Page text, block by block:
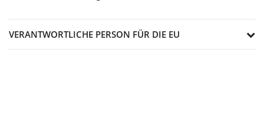
VERANTWORTLICHE PERSON FÜR DIE EU